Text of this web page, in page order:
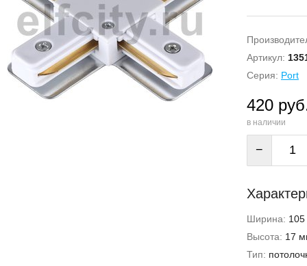
Артикул:
Серия: Port
420
в наличии
−
Ширина:
Высота: 17
Тип: